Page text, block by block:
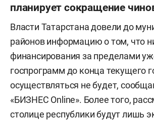
планирует сокращение
Власти Татарстана довели до
районов информацию о том, что
финансирования за пределами
госпрограмм до конца текущего
осуществляться не будет,
«БИЗНЕС Online». Более того,
столице республики будут лишь